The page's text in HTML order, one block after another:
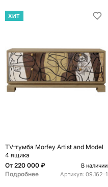
ХИТ
TV-тумба Morfey Artist and Model
4 ящика
От 220 000 ₽ В наличии
Подробнее Артикул: 09.162-1